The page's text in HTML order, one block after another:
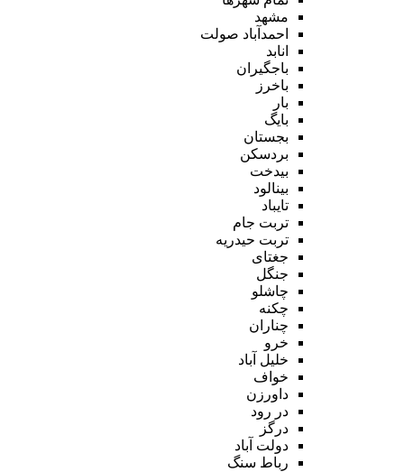
مشهد
احمدآباد صولت
انابد
باجگیران
باخرز
بار
بایگ
بجستان
بردسکن
بیدخت
بینالود
تایباد
تربت جام
تربت حیدریه
جغتای
جنگل
چاشلو
چکنه
چناران
خرو
خلیل آباد
خواف
داورزن
در رود
درگز
دولت آباد
رباط سنگ